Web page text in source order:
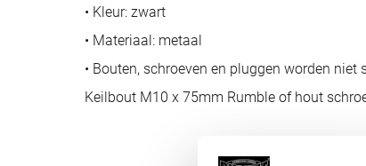
• Kleur: zwart
• Materiaal: metaal
• Bouten, schroeven en pluggen worden
Keilbout M10 x 75mm Rumble of hout